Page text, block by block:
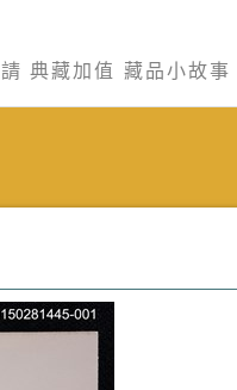
典藏加值 藏品小故事